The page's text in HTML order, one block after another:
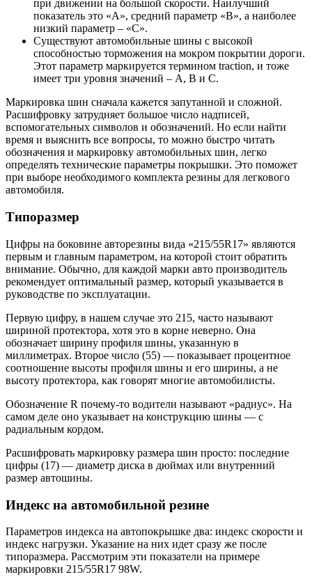
при движении на большой скорости. Наилучший
показатель это «А», средний параметр «В», а наиболее
низкий параметр – «С».
Существуют автомобильные шины с высокой
способностью торможения на мокром покрытии дороги.
Этот параметр маркируется термином traction, и тоже
имеет три уровня значений – А, В и С.
Маркировка шин сначала кажется запутанной и сложной.
Расшифровку затрудняет большое число надписей,
вспомогательных символов и обозначений. Но если найти
время и выяснить все вопросы, то можно быстро читать
обозначения и маркировку автомобильных шин, легко
определять технические параметры покрышки. Это поможет
при выборе необходимого комплекта резины для легкового
автомобиля.
Типоразмер
Цифры на боковине авторезины вида «215/55R17» являются
первым и главным параметром, на которой стоит обратить
внимание. Обычно, для каждой марки авто производитель
рекомендует оптимальный размер, который указывается в
руководстве по эксплуатации.
Первую цифру, в нашем случае это 215, часто называют
шириной протектора, хотя это в корне неверно. Она
обозначает ширину профиля шины, указанную в
миллиметрах. Второе число (55) — показывает процентное
соотношение высоты профиля шины и его ширины, а не
высоту протектора, как говорят многие автомобилисты.
Обозначение R почему-то водители называют «радиус». На
самом деле оно указывает на конструкцию шины — с
радиальным кордом.
Расшифровать маркировку размера шин просто: последние
цифры (17) — диаметр диска в дюймах или внутренний
размер автошины.
Индекс на автомобильной резине
Параметров индекса на автопокрышке два: индекс скорости и
индекс нагрузки. Указание на них идет сразу же после
типоразмера. Рассмотрим эти показатели на примере
маркировки 215/55R17 98W.